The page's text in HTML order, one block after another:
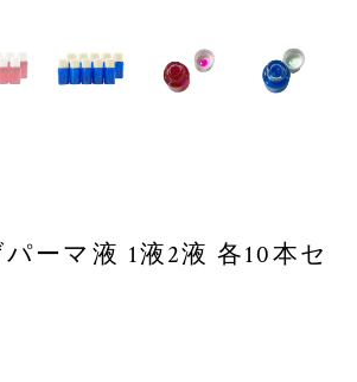
ーマ液 1液2液 各10本セ